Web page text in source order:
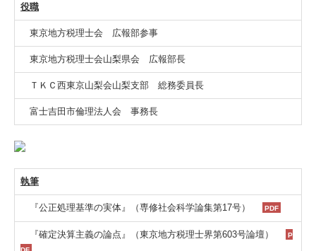
経営者の四季
役職
東京地方税理士会 広報部参事
東京地方税理士会山梨県会 広報部長
ＴＫＣ西東京山梨会山梨支部 総務委員長
富士吉田市倫理法人会 事務長
執筆
『公正処理基準の実体』（専修社会科学論集第17号） PDF
『確定決算主義の論点』（東京地方税理士界第603号論壇）
P